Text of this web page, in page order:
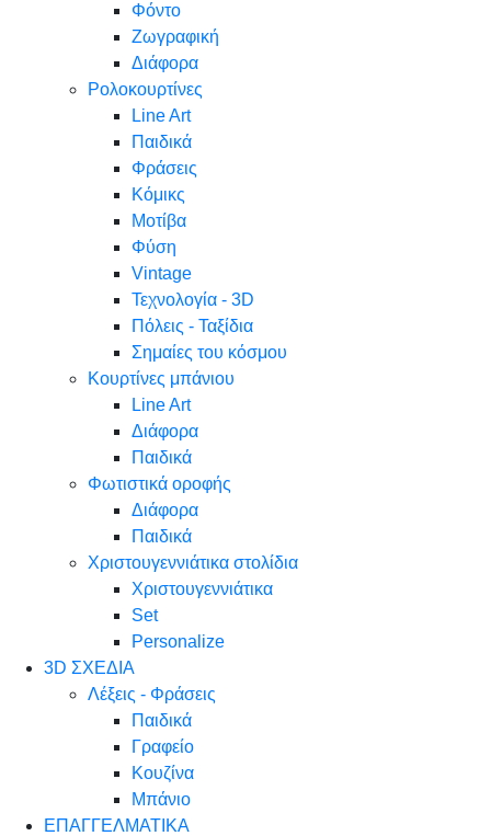
Φόντο
Ζωγραφική
Διάφορα
Ρολοκουρτίνες
Line Art
Παιδικά
Φράσεις
Κόμικς
Μοτίβα
Φύση
Vintage
Τεχνολογία - 3D
Πόλεις - Ταξίδια
Σημαίες του κόσμου
Κουρτίνες μπάνιου
Line Art
Διάφορα
Παιδικά
Φωτιστικά οροφής
Διάφορα
Παιδικά
Χριστουγεννιάτικα στολίδια
Χριστουγεννιάτικα
Set
Personalize
3D ΣΧΕΔΙΑ
Λέξεις - Φράσεις
Παιδικά
Γραφείο
Κουζίνα
Μπάνιο
ΕΠΑΓΓΕΛΜΑΤΙΚΑ